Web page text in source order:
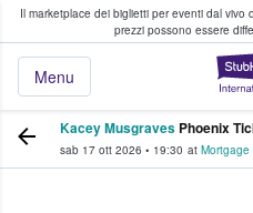
Il marketplace dei biglietti per eventi dal vivo
prezzi possono essere
Menu
fan comprano e
Kacey Musgraves Phoenix
sab 17 ott 2026 • 19:30 at Mortgage